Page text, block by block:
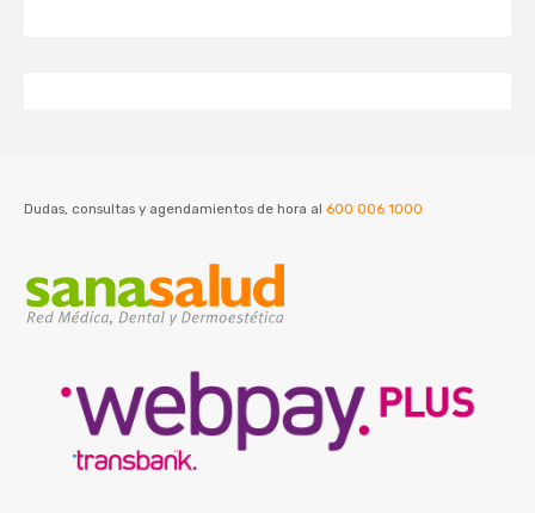
Dudas, consultas y agendamientos de hora al 600 006 1000